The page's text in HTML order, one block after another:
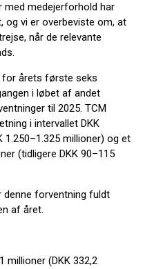
med medejerforhold har
og vi er overbeviste om, at
når de relevante
for årets første seks
i løbet af andet
til 2025. TCM
i intervallet DKK
1.250–1.325 millioner) og et
(tidligere DKK 90–115
forventning fuldt
af året.
millioner (DKK 332,2